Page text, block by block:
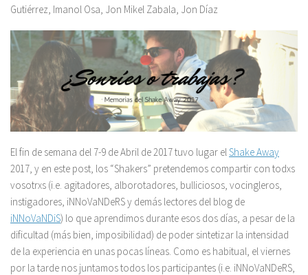
Gutiérrez, Imanol Osa, Jon Mikel Zabala, Jon Díaz
El fin de semana del 7-9 de Abril de 2017 tuvo lugar elShake Away
2017, y en este post, los “Shakers” pretendemos compartir con todxs
vosotrxs (i.e. agitadores, alborotadores, bulliciosos, vocingleros,
instigadores, iNNoVaNDeRS y demás lectores del blog de
iNNoVaNDiS) lo que aprendimos durante esos dos días, a pesar de la
dificultad (más bien, imposibilidad) de poder sintetizar la intensidad
de la experiencia en unas pocas líneas. Como es habitual, el viernes
por la tarde nos juntamos todos los participantes (i.e. iNNoVaNDeRS,